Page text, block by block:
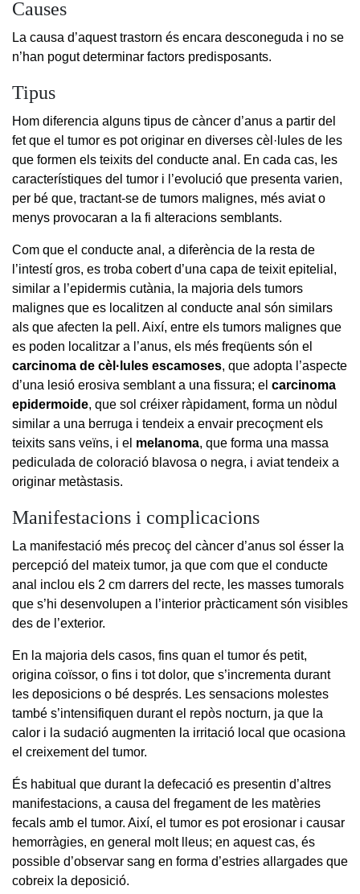
Causes
La causa d’aquest trastorn és encara desconeguda i no se
n’han pogut determinar factors predisposants.
Tipus
Hom diferencia alguns tipus de càncer d’anus a partir del
fet que el tumor es pot originar en diverses cèl·lules de les
que formen els teixits del conducte anal. En cada cas, les
característiques del tumor i l’evolució que presenta varien,
per bé que, tractant-se de tumors malignes, més aviat o
menys provocaran a la fi alteracions semblants.
Com que el conducte anal, a diferència de la resta de
l’intestí gros, es troba cobert d’una capa de teixit epitelial,
similar a l’epidermis cutània, la majoria dels tumors
malignes que es localitzen al conducte anal són similars
als que afecten la pell. Així, entre els tumors malignes que
es poden localitzar a l’anus, els més freqüents són el
carcinoma de cèl·lules escamoses, que adopta l’aspecte
d’una lesió erosiva semblant a una fissura; el carcinoma
epidermoide, que sol créixer ràpidament, forma un nòdul
similar a una berruga i tendeix a envair precoçment els
teixits sans veïns, i el melanoma, que forma una massa
pediculada de coloració blavosa o negra, i aviat tendeix a
originar metàstasis.
Manifestacions i complicacions
La manifestació més precoç del càncer d’anus sol ésser la
percepció del mateix tumor, ja que com que el conducte
anal inclou els 2 cm darrers del recte, les masses tumorals
que s’hi desenvolupen a l’interior pràcticament són visibles
des de l’exterior.
En la majoria dels casos, fins quan el tumor és petit,
origina coïssor, o fins i tot dolor, que s’incrementa durant
les deposicions o bé després. Les sensacions molestes
també s’intensifiquen durant el repòs nocturn, ja que la
calor i la sudació augmenten la irritació local que ocasiona
el creixement del tumor.
És habitual que durant la defecació es presentin d’altres
manifestacions, a causa del fregament de les matèries
fecals amb el tumor. Així, el tumor es pot erosionar i causar
hemorràgies, en general molt lleus; en aquest cas, és
possible d’observar sang en forma d’estries allargades que
cobreix la deposició.